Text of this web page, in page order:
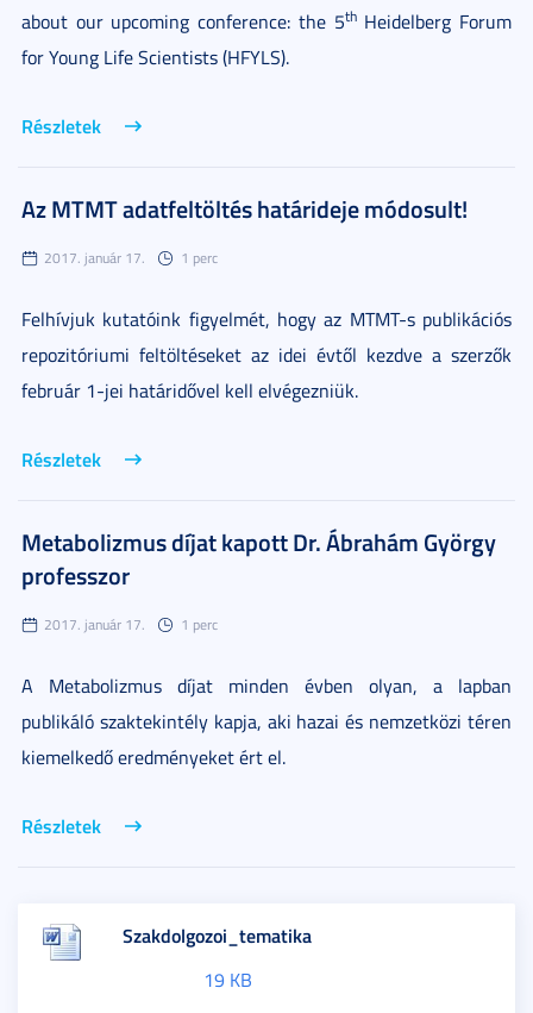
about our upcoming conference: the 5thHeidelberg Forum
for Young Life Scientists (HFYLS).
Részletek
Az MTMT adatfeltöltés határideje módosult!
2017. január 17. 1 perc
Felhívjuk kutatóink figyelmét, hogy az MTMT-s publikációs
repozitóriumi feltöltéseket az idei évtől kezdve a szerzők
február 1-jei határidővel kell elvégezniük.
Részletek
Metabolizmus díjat kapott Dr. Ábrahám György
professzor
2017. január 17. 1 perc
A Metabolizmus díjat minden évben olyan, a lapban
publikáló szaktekintély kapja, aki hazai és nemzetközi téren
kiemelkedő eredményeket ért el.
Részletek
Szakdolgozoi_tematika
19 KB